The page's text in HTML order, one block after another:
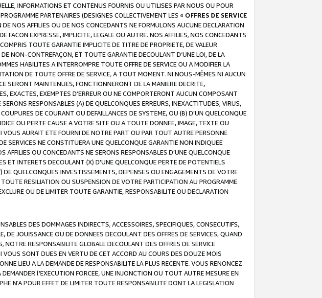
INFORMATIONS ET CONTENUS FOURNIS OU UTILISES PAR NOUS OU POUR
PARTENAIRES (DESIGNES COLLECTIVEMENT LES « OFFRES DE SERVICE
NOS AFFILIES OU DE NOS CONCEDANTS NE FORMULONS AUCUNE DECLARATION
FACON EXPRESSE, IMPLICITE, LEGALE OU AUTRE. NOS AFFILIES, NOS CONCEDANTS
TOUTE GARANTIE IMPLICITE DE TITRE DE PROPRIETE, DE VALEUR
NON-CONTREFAÇON, ET TOUTE GARANTIE DECOULANT D’UNE LOI, DE LA
HABILITES A INTERROMPRE TOUTE OFFRE DE SERVICE OU A MODIFIER LA
DE TOUTE OFFRE DE SERVICE, A TOUT MOMENT. NI NOUS-MÊMES NI AUCUN
SERONT MAINTENUES, FONCTIONNERONT DE LA MANIERE DECRITE,
EXACTES, EXEMPTES D’ERREUR OU NE COMPORTERONT AUCUN COMPOSANT
RESPONSABLES (A) DE QUELCONQUES ERREURS, INEXACTITUDES, VIRUS,
DE COURANT OU DEFAILLANCES DE SYSTEME, OU (B) D'UN QUELCONQUE
OU PERTE CAUSE A VOTRE SITE OU A TOUTE DONNEE, IMAGE, TEXTE OU
AURAIT ETE FOURNI DE NOTRE PART OU PAR TOUT AUTRE PERSONNE
SERVICES NE CONSTITUERA UNE QUELCONQUE GARANTIE NON INDIQUEE
OU CONCEDANTS NE SERONS RESPONSABLES D’UNE QUELCONQUE
ET INTERETS DECOULANT (X) D'UNE QUELCONQUE PERTE DE POTENTIELS
QUELCONQUES INVESTISSEMENTS, DEPENSES OU ENGAGEMENTS DE VOTRE
RESILIATION OU SUSPENSION DE VOTRE PARTICIPATION AU PROGRAMME
OU DE LIMITER TOUTE GARANTIE, RESPONSABILITE OU DECLARATION
DES DOMMAGES INDIRECTS, ACCESSOIRES, SPECIFIQUES, CONSECUTIFS,
JOUISSANCE OU DE DONNEES DECOULANT DES OFFRES DE SERVICES, QUAND
RESPONSABILITE GLOBALE DECOULANT DES OFFRES DE SERVICE
SONT DUES EN VERTU DE CET ACCORD AU COURS DES DOUZE MOIS
LIEU A LA DEMANDE DE RESPONSABILITE LA PLUS RECENTE. VOUS RENONCEZ
l'EXECUTION FORCEE, UNE INJONCTION OU TOUT AUTRE MESURE EN
N'A POUR EFFET DE LIMITER TOUTE RESPONSABILITE DONT LA LEGISLATION